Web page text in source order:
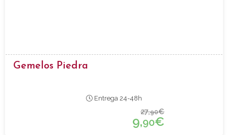
Gemelos Piedra
Entrega 24-48h
27,90€
9,90€